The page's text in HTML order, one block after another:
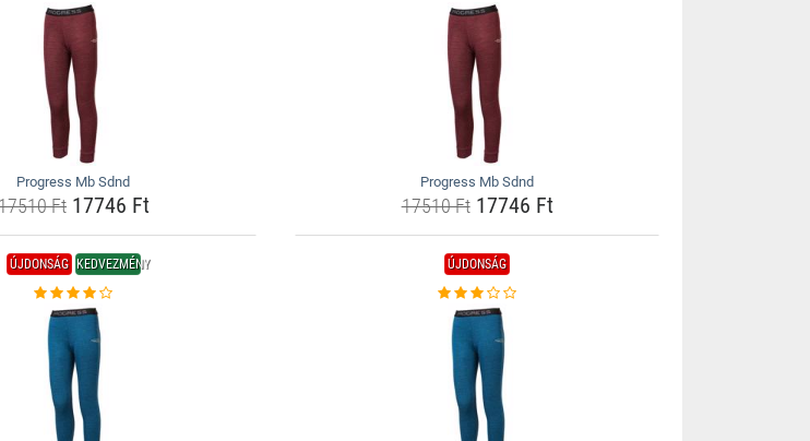
Progress Mb Sdnd
Ft17746 Ft
Progress Mb Sdnd
17510 Ft17746 Ft
ÚJDONSÁG KEDVEZMÉNY ÚJDONSÁG